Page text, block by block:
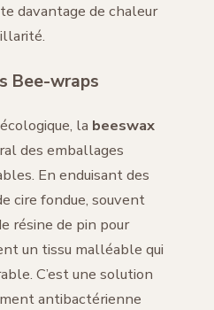
davantage de chaleur
Bee-wraps
la beeswax
des emballages
En enduisant des
cire fondue, souvent
résine de pin pour
un tissu malléable qui
C’est une solution
antibactérienne